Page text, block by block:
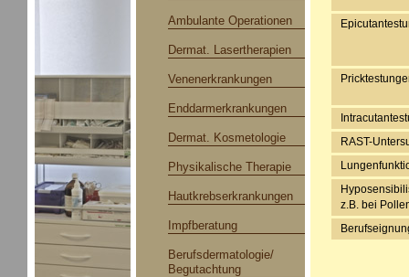
RAST-
z.B. bei
Ambulante Operationen
Dermat. Lasertherapien
Venenerkrankungen
Enddarmerkrankungen
Dermat. Kosmetologie
Physikalische Therapie
Hautkrebserkrankungen
Impfberatung
Berufsdermatologie/
Begutachtung